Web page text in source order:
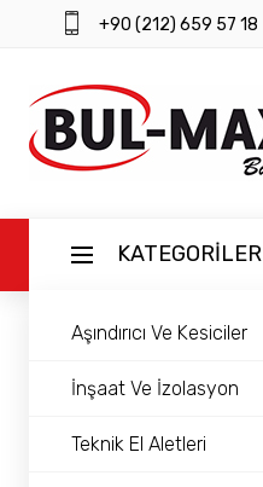
+90 (212) 659 57 18
KATEGORİLER
Aşındırıcı Ve Kesiciler
İnşaat Ve İzolasyon
Teknik El Aletleri